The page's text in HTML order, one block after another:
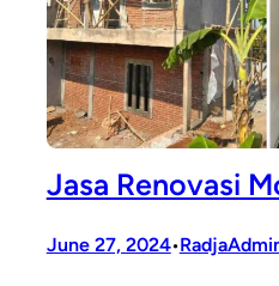
Jasa Renovasi
June 27, 2024•